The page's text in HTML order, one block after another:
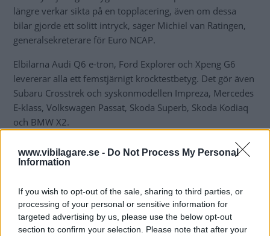
www.vibilagare.se - Do Not Process My Personal
Information
If you wish to opt-out of the sale, sharing to third parties, or
processing of your personal or sensitive information for
targeted advertising by us, please use the below opt-out
section to confirm your selection. Please note that after your
längre verkar sikta på en topplacering, även om dessa
bilar gjorde ett solitt intryck, säger Michiel van Ratingen,
generalsekreterare för Euro NCAP.
Elbilarna Audi Q6 e-tron, Ford Explorer och Xpeng G6
levererar alla ett femstjärnigt krocktestbetyg. Det gör även
Subaru Crosstrek och syskonmodellen Impreza, Mercedes
E-klass, Volkswagen Passat, Skoda Superb, Skoda Kodiaq
och BMW X2.